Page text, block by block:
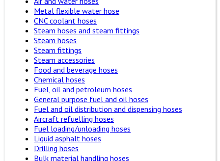
Metal flexible water hose
CNC coolant hoses
Steam hoses and steam fittings
Steam hoses
Steam fittings
Steam accessories
Food and beverage hoses
Chemical hoses
Fuel, oil and petroleum hoses
General purpose fuel and oil hoses
Fuel and oil distribution and dispensing hoses
Aircraft refuelling hoses
Fuel loading/unloading hoses
Liquid asphalt hoses
Drilling hoses
Bulk material handling hoses